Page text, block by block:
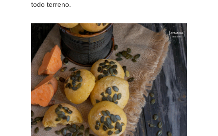
todo terreno.